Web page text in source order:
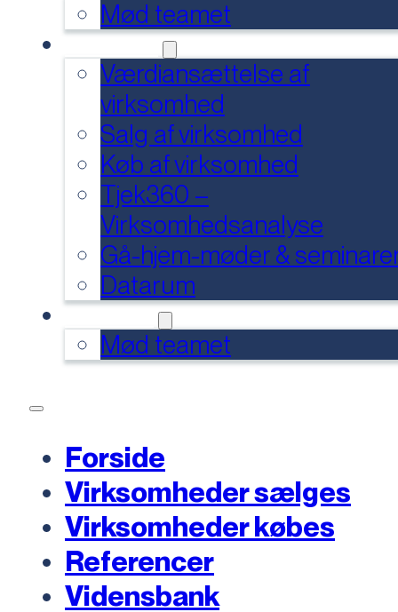
Mød teamet
Værdiansættelse af
virksomhed
Salg af virksomhed
Køb af virksomhed
Tjek360 –
Virksomhedsanalyse
Gå-hjem-møder &
Datarum
Mød teamet
Forside
Virksomheder sælges
Virksomheder købes
Referencer
Vidensbank